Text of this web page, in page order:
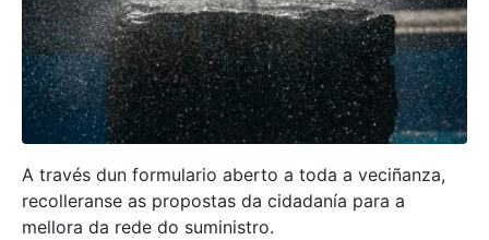
A través dun formulario aberto a toda a veciñanza,
recolleranse as propostas da cidadanía para a
mellora da rede do suministro.